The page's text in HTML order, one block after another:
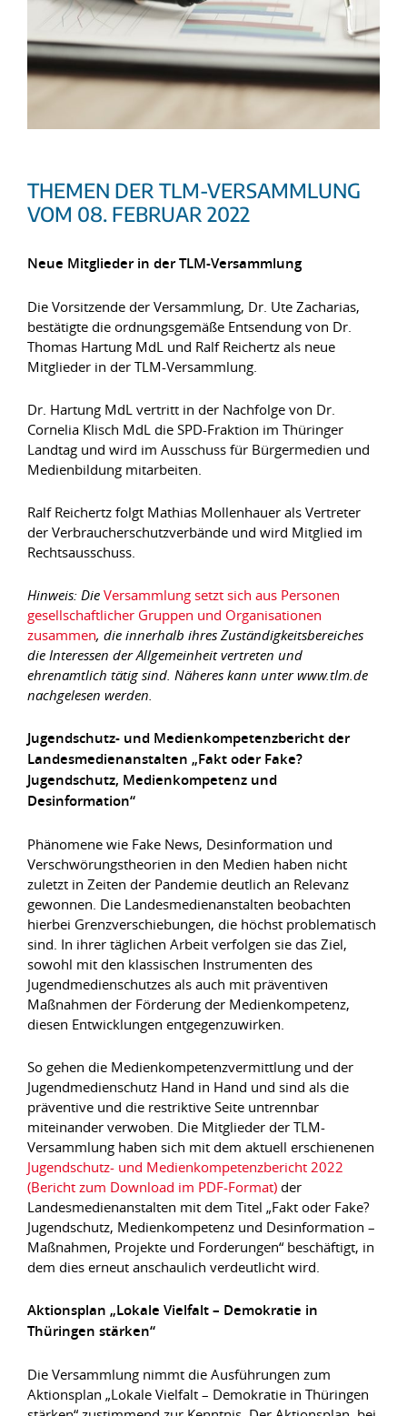
THEMEN DER TLM-VERSAMMLUNG
VOM 08. FEBRUAR 2022
Neue Mitglieder in der TLM-Versammlung
Die Vorsitzende der Versammlung, Dr. Ute Zacharias,
bestätigte die ordnungsgemäße Entsendung von Dr.
Thomas Hartung MdL und Ralf Reichertz als neue
Mitglieder in der TLM-Versammlung.
Dr. Hartung MdL vertritt in der Nachfolge von Dr.
Cornelia Klisch MdL die SPD-Fraktion im Thüringer
Landtag und wird im Ausschuss für Bürgermedien und
Medienbildung mitarbeiten.
Ralf Reichertz folgt Mathias Mollenhauer als Vertreter
der Verbraucherschutzverbände und wird Mitglied im
Rechtsausschuss.
Hinweis: Die Versammlung setzt sich aus Personen
gesellschaftlicher Gruppen und Organisationen
zusammen, die innerhalb ihres Zuständigkeitsbereiches
die Interessen der Allgemeinheit vertreten und
ehrenamtlich tätig sind. Näheres kann unter www.tlm.de
nachgelesen werden.
Jugendschutz- und Medienkompetenzbericht der
Landesmedienanstalten „Fakt oder Fake?
Jugendschutz, Medienkompetenz und
Desinformation“
Phänomene wie Fake News, Desinformation und
Verschwörungstheorien in den Medien haben nicht
zuletzt in Zeiten der Pandemie deutlich an Relevanz
gewonnen. Die Landesmedienanstalten beobachten
hierbei Grenzverschiebungen, die höchst problematisch
sind. In ihrer täglichen Arbeit verfolgen sie das Ziel,
sowohl mit den klassischen Instrumenten des
Jugendmedienschutzes als auch mit präventiven
Maßnahmen der Förderung der Medienkompetenz,
diesen Entwicklungen entgegenzuwirken.
So gehen die Medienkompetenzvermittlung und der
Jugendmedienschutz Hand in Hand und sind als die
präventive und die restriktive Seite untrennbar
miteinander verwoben. Die Mitglieder der TLM-
Versammlung haben sich mit dem aktuell erschienenen
Jugendschutz- und Medienkompetenzbericht 2022
(Bericht zum Download im PDF-Format) der
Landesmedienanstalten mit dem Titel „Fakt oder Fake?
Jugendschutz, Medienkompetenz und Desinformation –
Maßnahmen, Projekte und Forderungen“ beschäftigt, in
dem dies erneut anschaulich verdeutlicht wird.
Aktionsplan „Lokale Vielfalt – Demokratie in
Thüringen stärken“
Die Versammlung nimmt die Ausführungen zum
Aktionsplan „Lokale Vielfalt – Demokratie in Thüringen